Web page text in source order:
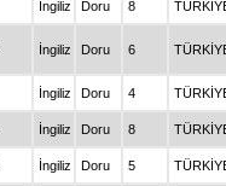
İngiliz Doru 8
İngiliz Doru 6
İngiliz Doru 4
İngiliz Doru 8
İngiliz Doru 5